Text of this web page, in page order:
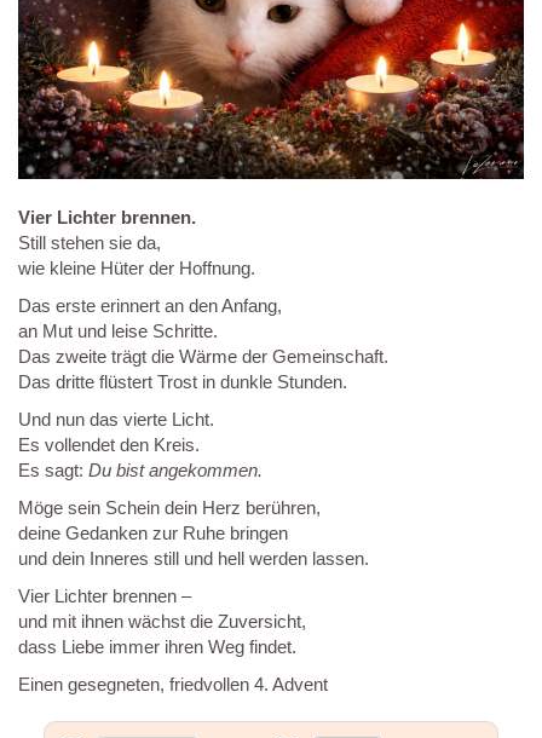
Vier Lichter brennen.
Still stehen sie da,
wie kleine Hüter der Hoffnung.
Das erste erinnert an den Anfang,
an Mut und leise Schritte.
Das zweite trägt die Wärme der Gemeinschaft.
Das dritte flüstert Trost in dunkle Stunden.
Und nun das vierte Licht.
Es vollendet den Kreis.
Es sagt: Du bist angekommen.
Möge sein Schein dein Herz berühren,
deine Gedanken zur Ruhe bringen
und dein Inneres still und hell werden lassen.
Vier Lichter brennen –
und mit ihnen wächst die Zuversicht,
dass Liebe immer ihren Weg findet.
Einen gesegneten, friedvollen 4. Advent